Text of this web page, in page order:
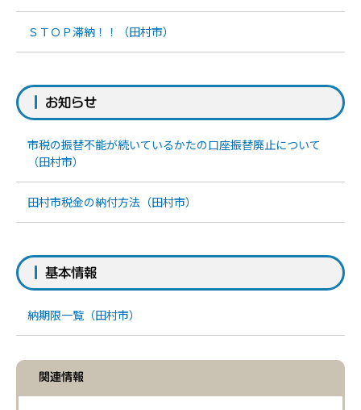
ＳＴＯＰ滞納！！（田村市）
お知らせ
市税の振替不能が続いているかたの口座振替廃止について
（田村市）
田村市税金の納付方法（田村市）
基本情報
納期限一覧（田村市）
関連情報